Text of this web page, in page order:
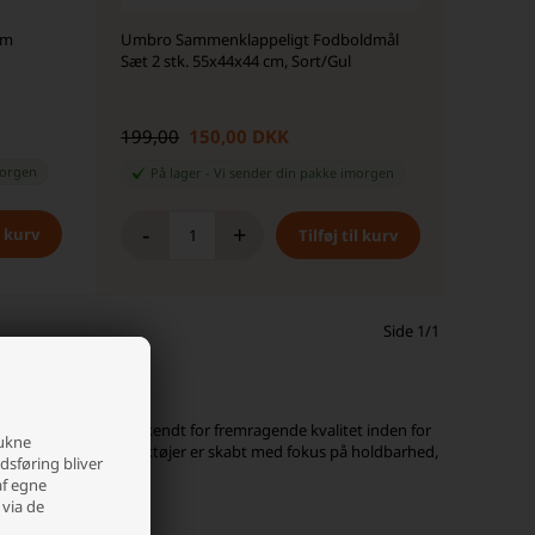
bliver
egne
de
Umbro Sammenklappeligt Fodboldmål
Sæt 2 stk. 55x44x44 cm, Sort/Gul
199,00 150,00 DKK
På lager -Vi sender din pakke imorgen
- +
Side 1/1
Mærket er særligt kendt for fremragende kvalitet inden for
og træningsværktøjer er skabt med fokus på holdbarhed,